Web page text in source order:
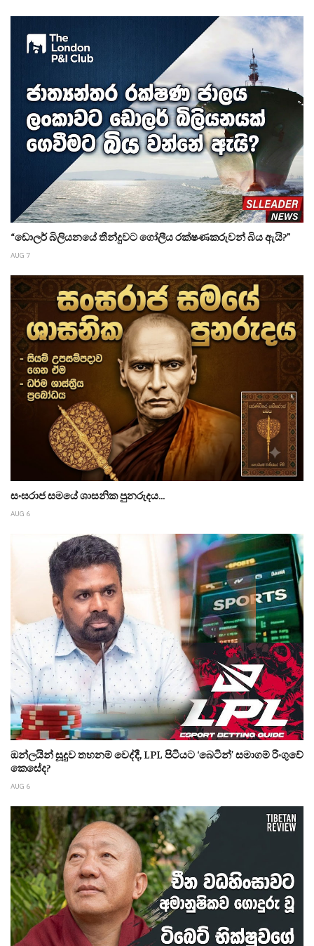
“ඩොලර් බිලියනයේ තීන්දුවට ගෝලීය රක්ෂණකරුවන් බිය ඇයි?”
AUG 7
සංඝරාජ සමයේ ශාසනික පුනරුදය...
AUG 6
ඔන්ලයින් සූදුව තහනම් වෙද්දී, LPL පිටියට ‘බෙටින්’ සමාගම් රිංගුවේ
කෙසේද?
AUG 6